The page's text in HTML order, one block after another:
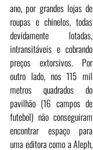
ano, por grandes lojas de
roupas e chinelos, todas
devidamente lotadas,
intransitáveis e cobrando
preços extorsivos. Por
outro lado, nos 115 mil
metros quadrados do
pavilhão (16 campos de
futebol) não conseguiram
encontrar espaço para
uma editora como a Aleph,